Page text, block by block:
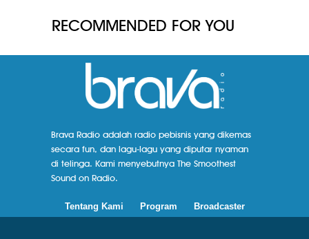
RECOMMENDED FOR YOU
Brava Radio adalah radio pebisnis yang dikemas
secara fun, dan lagu-lagu yang diputar nyaman
di telinga. Kami menyebutnya The Smoothest
Sound on Radio.
Tentang Kami Program Broadcaster